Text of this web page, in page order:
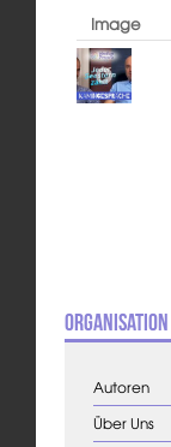
Image
Organisation
Autoren
Über Uns